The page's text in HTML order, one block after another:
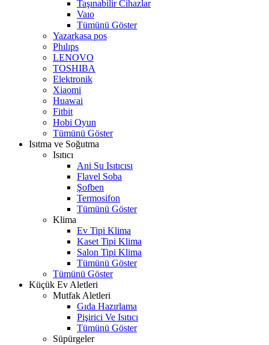
Taşınabilir Cihazlar
Vaıo
Tümünü Göster
Yazarkasa pos
Phılıps
LENOVO
TOSHIBA
Elektronik
Xiaomi
Huawai
Fitbit
Hobi Oyun
Tümünü Göster
Isıtma ve Soğutma
Isıtıcı
Ani Su Isıtıcısı
Flavel Soba
Şofben
Termosifon
Tümünü Göster
Klima
Ev Tipi Klima
Kaset Tipi Klima
Salon Tipi Klima
Tümünü Göster
Tümünü Göster
Küçük Ev Aletleri
Mutfak Aletleri
Gıda Hazırlama
Pişirici Ve Isıtıcı
Tümünü Göster
Süpürgeler